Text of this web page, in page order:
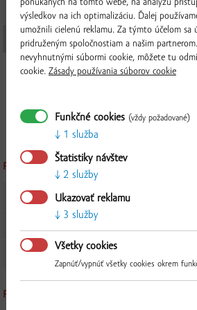
DORUČENIA?
AKÁ JE CENA DOVOZU?
Doručenie pri objednávke nad 60 € je
vašu adresu je bezplatné.
PARTNERI
KTO JE VEĽKOODBERATEĽ?
AKO SA MÔŽEM STAŤ
KTO SÚ VAŠI HLAVNÍ
PLATBA
ponúkaných na tomto webe, na analýzu
výsledkov na ich optimalizáciu. Ďalej
umožnili cielenú reklamu. Za týmto účelom sa
pridruženým spoločnostiam a našim
nevyhnutnými súbormi cookie, môžete tu
cookie. Zásady používania súborov cookie
Funkčné cookies (vždy požadované)
1 služba
Štatistiky návštev
2 služby
Ukazovať reklamu
3 služby
Všetky cookies
Zapnúť/vypnúť všetky cookies okrem